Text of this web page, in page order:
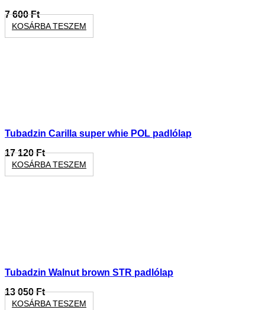
7 600Ft
KOSÁRBA TESZEM
Tubadzin Carilla super whie POL padlólap
17 120Ft
KOSÁRBA TESZEM
Tubadzin Walnut brown STR padlólap
13 050Ft
KOSÁRBA TESZEM